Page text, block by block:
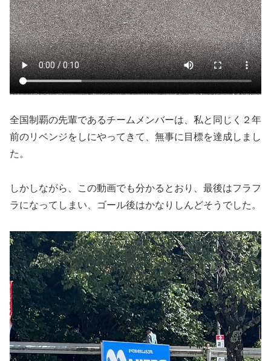
全国制覇の先輩であるチームメンバーは、私と同じく２年
前のリベンジをしにやってきて、無事に目標を達成しまし
た。
しかしながら、この動画でも分かるとおり、最後はフラフ
ラになってしまい、ゴール後はかなりしんどそうでした。